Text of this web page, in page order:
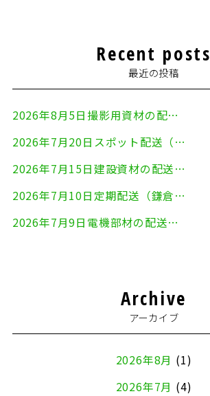
Recent posts
最近の投稿
2026年8月5日撮影用資材の配送（鎌倉市⇒港区）
2026年7月20日スポット配送（横浜市金沢区⇒愛知県豊川市）
2026年7月15日建設資材の配送（横浜市金沢区⇒横須賀市）
2026年7月10日定期配送（鎌倉市⇔大田区）
2026年7月9日電機部材の配送（横浜市戸塚区⇒品川区）
Archive
アーカイブ
2026年8月 (1)
2026年7月 (4)